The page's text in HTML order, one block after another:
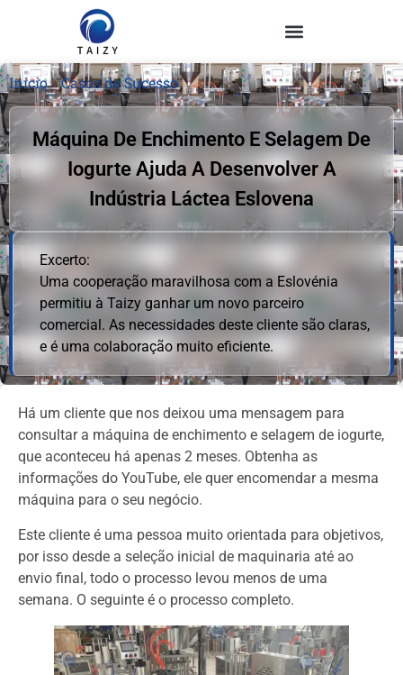
Início»Casos de Sucesso
Máquina De Enchimento E Selagem De
Iogurte Ajuda A Desenvolver A
Indústria Láctea Eslovena
Excerto:
Uma cooperação maravilhosa com a Eslovénia
permitiu à Taizy ganhar um novo parceiro
comercial. As necessidades deste cliente são claras,
e é uma colaboração muito eficiente.
Há um cliente que nos deixou uma mensagem para
consultar a máquina de enchimento e selagem de iogurte,
que aconteceu há apenas 2 meses. Obtenha as
informações do YouTube, ele quer encomendar a mesma
máquina para o seu negócio.
Este cliente é uma pessoa muito orientada para objetivos,
por isso desde a seleção inicial de maquinaria até ao
envio final, todo o processo levou menos de uma
semana. O seguinte é o processo completo.